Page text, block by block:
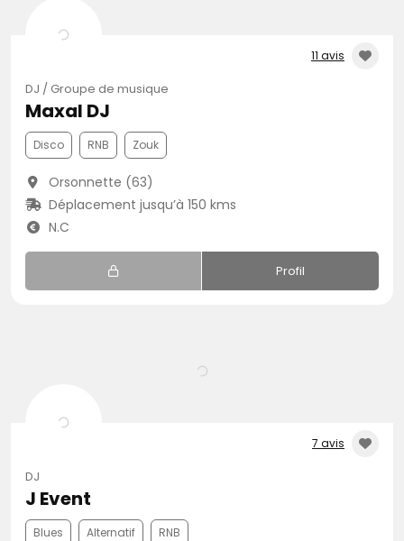
11 avis
DJ / Groupe de musique
Maxal DJ
Disco RNB Zouk
Orsonnette (63)
Déplacement jusqu’à 150 kms
N.C
Profil
7 avis
DJ
J Event
Blues Alternatif RNB